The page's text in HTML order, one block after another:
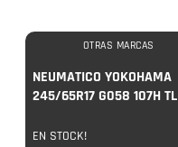
OTRAS MARCAS
NEUMATICO YOKOHAMA
245/65R17 G058 107H TL
EN STOCK!